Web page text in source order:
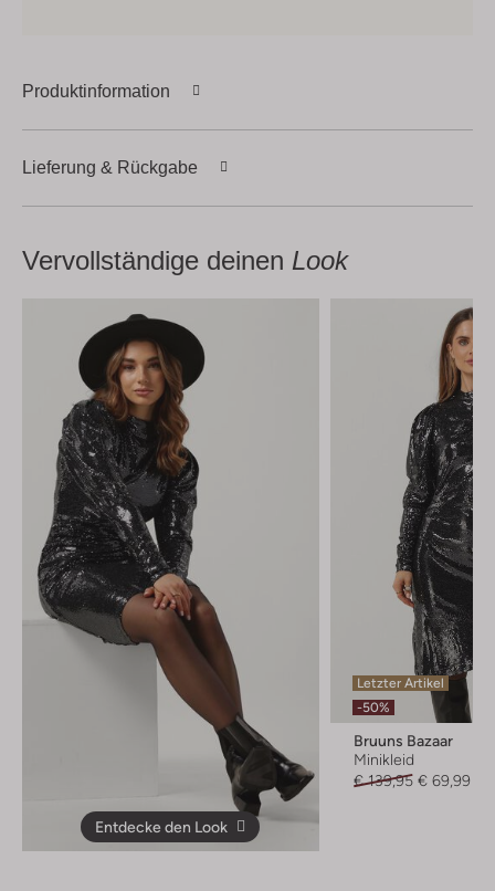
Produktinformation
Lieferung & Rückgabe
Vervollständige deinen Look
Entdecke den Look
Letzter Artikel
-50%
Bruuns Bazaar
Minikleid
€ 139,95 € 69,99